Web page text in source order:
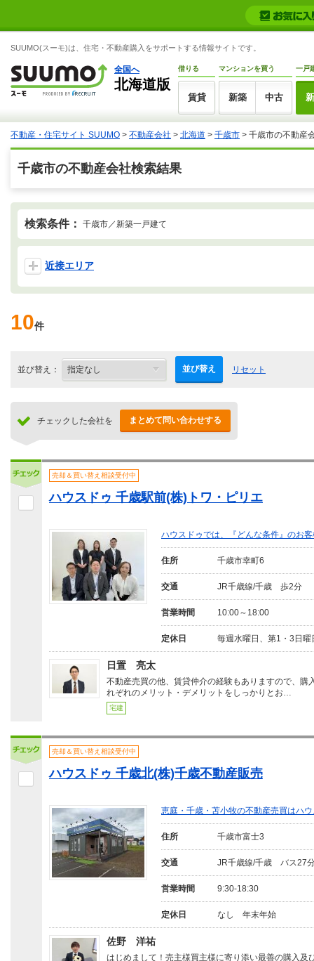
SUUMO(スーモ)は、住宅・不動産購入をサポートする情報サイトです。
全国へ
北海道版
借りる
賃貸
マンションを買う
新築 中古
一戸
不動産・住宅サイト SUUMO > 不動産会社 > 北海道 > 千歳市 > 千歳市の不動産
千歳市の不動産会社検索結果
検索条件： 千歳市／新築一戸建て
近接エリア
10件
並び替え： 並び替え リセット
チェックした会社を まとめて問い合わせする
売却＆買い替え相談受付中
ハウスドゥ 千歳駅前(株)トワ・ピリエ
ハウスドゥでは、『どんな条件』のお
住所 千歳市幸町6
交通 JR千歳線/千歳 歩2分
営業時間 10:00～18:00
定休日 毎週水曜日、第1・3日曜
日置 亮太
不動産売買の他、賃貸仲介の経験もありますので、購
れぞれのメリット・デメリットをしっかりとお…
宅建
売却＆買い替え相談受付中
ハウスドゥ 千歳北(株)千歳不動産販売
恵庭・千歳・苫小牧の不動産売買はハ
住所 千歳市富士3
交通 JR千歳線/千歳 バス27
営業時間 9:30-18:30
定休日 なし 年末年始
佐野 洋祐
はじめまして！売主様買主様に寄り添い最善の購入及